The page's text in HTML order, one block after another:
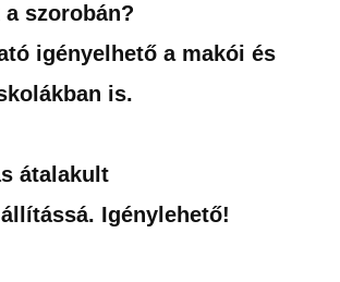
szorobán?
igényelhető a makói és
is.
átalakult
Igénylehető!